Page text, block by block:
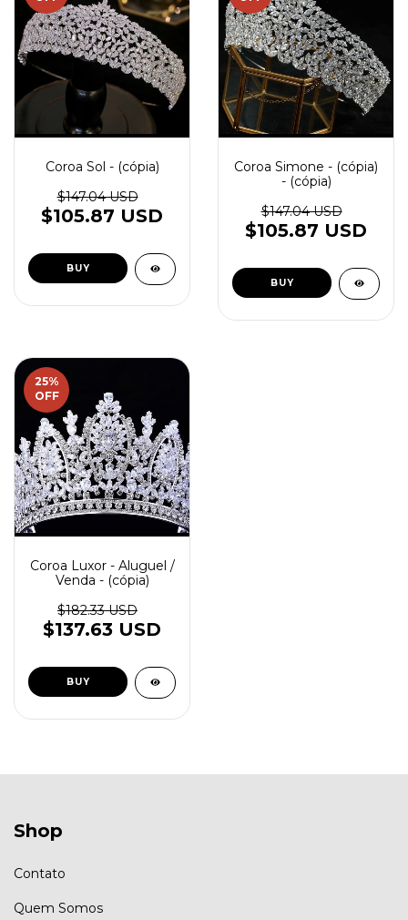
Coroa Sol - (cópia)
$147.04 USD
$105.87 USD
Coroa Simone - (cópia)
- (cópia)
$147.04 USD
$105.87 USD
25%
OFF
Coroa Luxor - Aluguel /
Venda - (cópia)
$182.33 USD
$137.63 USD
Shop
Contato
Quem Somos